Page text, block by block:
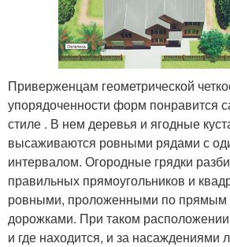
Приверженцам геометрической
упорядоченности форм понравится
стиле . В нем деревья и ягодные
высаживаются ровными рядами с
интервалом. Огородные грядки
правильных прямоугольников и
ровными, проложенными по прямым
дорожками. При таком расположении
и где находится, и за насаждениями